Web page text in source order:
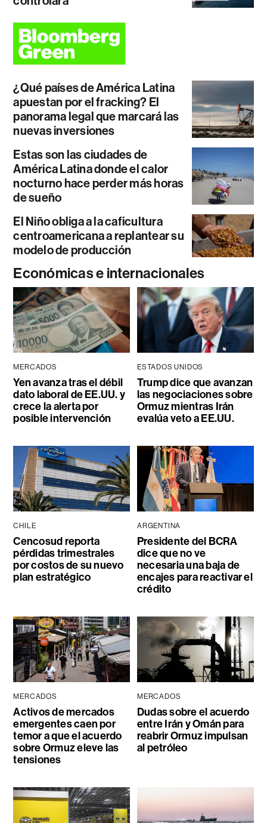
¿Qué países de América Latina
apuestan por el fracking? El
panorama legal que marcará las
nuevas inversiones
Estas son las ciudades de
América Latina donde el calor
nocturno hace perder más horas
de sueño
El Niño obliga a la caficultura
centroamericana a replantear su
modelo de producción
Económicas e internacionales
MERCADOS
Yen avanza tras el débil
dato laboral de EE.UU. y
crece la alerta por
posible intervención
ESTADOS UNIDOS
Trump dice que avanzan
las negociaciones sobre
Ormuz mientras Irán
evalúa veto a EE.UU.
CHILE
Cencosud reporta
pérdidas trimestrales
por costos de su nuevo
plan estratégico
ARGENTINA
Presidente del BCRA
dice que no ve
necesaria una baja de
encajes para reactivar el
crédito
MERCADOS
Activos de mercados
emergentes caen por
temor a que el acuerdo
sobre Ormuz eleve las
tensiones
MERCADOS
Dudas sobre el acuerdo
entre Irán y Omán para
reabrir Ormuz impulsan
al petróleo